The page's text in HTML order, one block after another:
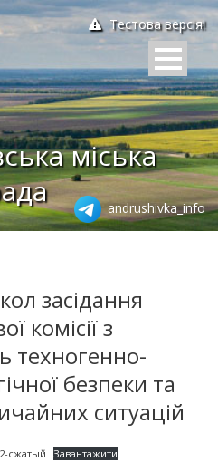
Тестова версія!
міська
andrushivka_info
засідання
комісії з
техногенно-
безпеки та
ситуацій
сжатый Завантажити